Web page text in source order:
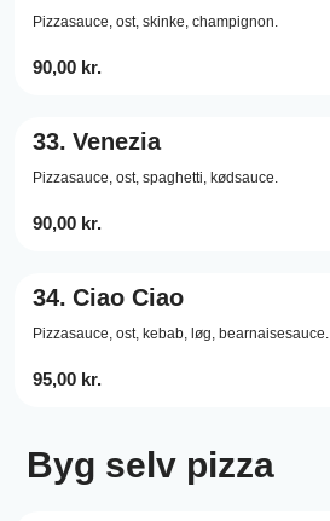
Pizzasauce, ost, skinke, champignon.
90,00 kr.
33. Venezia
Pizzasauce, ost, spaghetti, kødsauce.
90,00 kr.
34. Ciao Ciao
Pizzasauce, ost, kebab, løg, bearnaisesauce.
95,00 kr.
Byg selv pizza